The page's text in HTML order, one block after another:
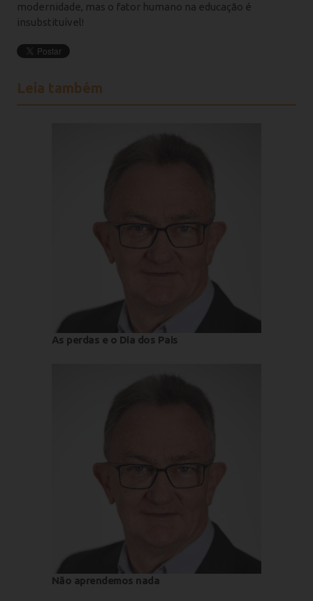
modernidade, mas o fator humano na educação é
insubstituível!
Leia também
As perdas e o Dia dos Pais
Não aprendemos nada